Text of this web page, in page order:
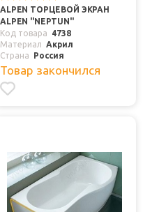
ALPEN ТОРЦЕВОЙ ЭКРАН
ALPEN "NEPTUN"
Код товара
4738
Материал
Акрил
Страна
Россия
Товар закончился